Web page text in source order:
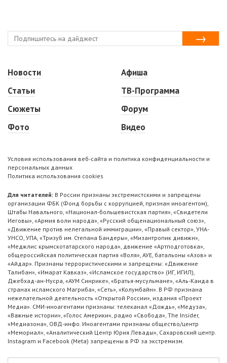
Новости
Статьи
Сюжеты
Фото
Афиша
ТВ-Программа
Форум
Видео
Условия использования веб-сайта и политика конфиденциальности и
персональных данных
Политика использования cookies
Для читателей: В России признаны экстремистскими и запрещены
организации ФБК (Фонд борьбы с коррупцией, признан иноагентом),
Штабы Навального, «Национал-большевистская партия», «Свидетели
Иеговы», «Армия воли народа», «Русский общенациональный союз»,
«Движение против нелегальной иммиграции», «Правый сектор», УНА-
УНСО, УПА, «Тризуб им. Степана Бандеры», «Мизантропик дивижн»,
«Меджлис крымскотатарского народа», движение «Артподготовка»,
общероссийская политическая партия «Воля», АУЕ, батальоны «Азов» и
«Айдар». Признаны террористическими и запрещены: «Движение
Талибан», «Имарат Кавказ», «Исламское государство» (ИГ, ИГИЛ),
Джебхад-ан-Нусра, «АУМ Синрике», «Братья-мусульмане», «Аль-Каида в
странах исламского Магриба», «Сеть», «Колумбайн». В РФ признана
нежелательной деятельность «Открытой России», издания «Проект
Медиа». СМИ-иноагентами признаны: телеканал «Дождь», «Медуза»,
«Важные истории», «Голос Америки», радио «Свобода», The Insider,
«Медиазона», ОВД-инфо. Иноагентами признаны общество/центр
«Мемориал», «Аналитический Центр Юрия Левады», Сахаровский центр.
Instagram и Facebook (Metа) запрещены в РФ за экстремизм.